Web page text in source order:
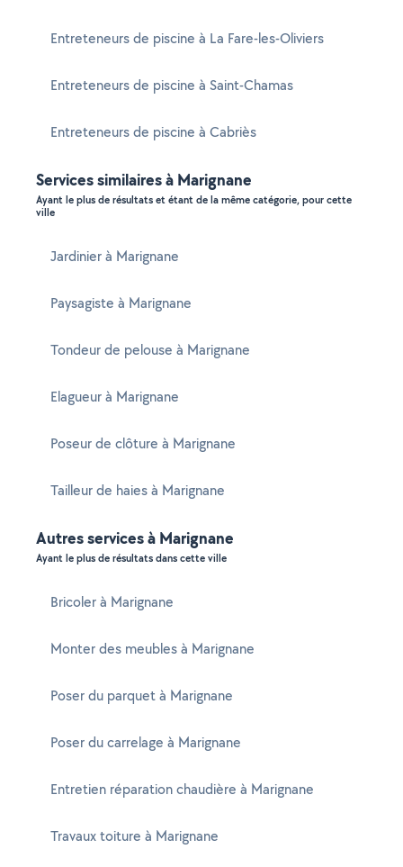
Entreteneurs de piscine à La Fare-les-Oliviers
Entreteneurs de piscine à Saint-Chamas
Entreteneurs de piscine à Cabriès
Services similaires à Marignane
Ayant le plus de résultats et étant de la même catégorie, pour cette
ville
Jardinier à Marignane
Paysagiste à Marignane
Tondeur de pelouse à Marignane
Elagueur à Marignane
Poseur de clôture à Marignane
Tailleur de haies à Marignane
Autres services à Marignane
Ayant le plus de résultats dans cette ville
Bricoler à Marignane
Monter des meubles à Marignane
Poser du parquet à Marignane
Poser du carrelage à Marignane
Entretien réparation chaudière à Marignane
Travaux toiture à Marignane